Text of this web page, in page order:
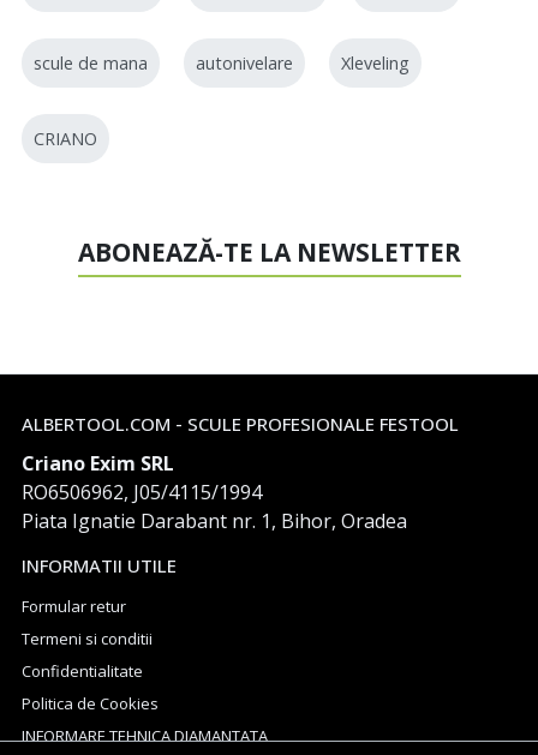
scule de mana autonivelare Xleveling
CRIANO
ABONEAZĂ-TE LA NEWSLETTER
ALBERTOOL.COM - SCULE PROFESIONALE FESTOOL
Criano Exim SRL
RO6506962, J05/4115/1994
Piata Ignatie Darabant nr. 1, Bihor, Oradea
INFORMATII UTILE
Formular retur
Termeni si conditii
Confidentialitate
Politica de Cookies
INFORMARE TEHNICA DIAMANTATA